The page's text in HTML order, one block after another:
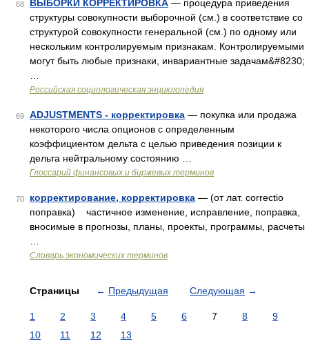
68 ВЫБОРКИ КОРРЕКТИРОВКА — процедура приведения
структуры совокупности выборочной (см.) в соответствие со
структурой совокупности генеральной (см.) по одному или
нескольким контролируемым признакам. Контролируемыми
могут быть любые признаки, инвариантные задачам&#8230;
Российская социологическая энциклопедия
69 ADJUSTMENTS - корректировка — покупка или продажа
некоторого числа опционов с определенным
коэффициентом дельта с целью приведения позиции к
дельта нейтральному состоянию …
Глоссарий финансовых и биржевых терминов
70 корректирование, корректировка — (от лат. correctio
поправка) частичное изменение, исправление, поправка,
вносимые в прогнозы, планы, проекты, программы, расчеты
Словарь экономических терминов
Страницы ← Предыдущая Следующая →
1 2 3 4 5 6 7 8
9
10
11 12 13